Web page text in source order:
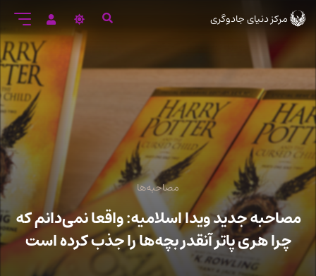
ورود
به
اصلی
مرکز دنیای جادوگری
مصاحبه‌ها
مصاحبه جدید ویدا اسلامیه: واقعا نمی‌دانم که
چرا هری پاتر آنقدر بچه‌ها را جذب کرده است